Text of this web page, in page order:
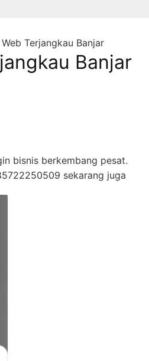
Terjangkau Banjar
Banjar
bisnis berkembang pesat.
sekarang juga